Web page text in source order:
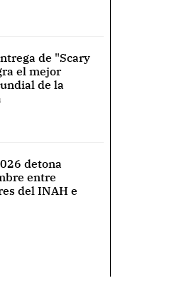
de "Scary
el mejor
de la
detona
entre
del INAH e